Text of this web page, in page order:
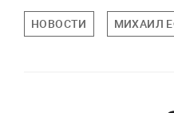
НОВОСТИ МИХАИЛ